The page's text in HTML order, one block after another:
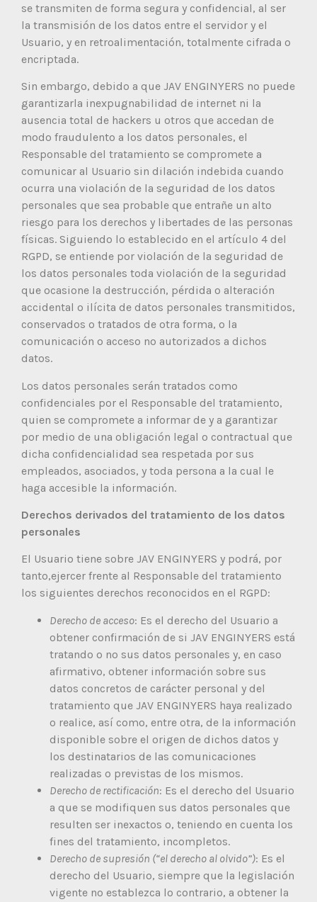
se transmiten de forma segura y confidencial, al ser
la transmisión de los datos entre el servidor y el
Usuario, y en retroalimentación, totalmente cifrada o
encriptada.
Sin embargo, debido a que JAV ENGINYERS no puede
garantizarla inexpugnabilidad de internet ni la
ausencia total de hackers u otros que accedan de
modo fraudulento a los datos personales, el
Responsable del tratamiento se compromete a
comunicar al Usuario sin dilación indebida cuando
ocurra una violación de la seguridad de los datos
personales que sea probable que entrañe un alto
riesgo para los derechos y libertades de las personas
físicas. Siguiendo lo establecido en el artículo 4 del
RGPD, se entiende por violación de la seguridad de
los datos personales toda violación de la seguridad
que ocasione la destrucción, pérdida o alteración
accidental o ilícita de datos personales transmitidos,
conservados o tratados de otra forma, o la
comunicación o acceso no autorizados a dichos
datos.
Los datos personales serán tratados como
confidenciales por el Responsable del tratamiento,
quien se compromete a informar de y a garantizar
por medio de una obligación legal o contractual que
dicha confidencialidad sea respetada por sus
empleados, asociados, y toda persona a la cual le
haga accesible la información.
Derechos derivados del tratamiento de los datos
personales
El Usuario tiene sobre JAV ENGINYERS y podrá, por
tanto,ejercer frente al Responsable del tratamiento
los siguientes derechos reconocidos en el RGPD:
Derecho de acceso: Es el derecho del Usuario a
obtener confirmación de si JAV ENGINYERS está
tratando o no sus datos personales y, en caso
afirmativo, obtener información sobre sus
datos concretos de carácter personal y del
tratamiento que JAV ENGINYERS haya realizado
o realice, así como, entre otra, de la información
disponible sobre el origen de dichos datos y
los destinatarios de las comunicaciones
realizadas o previstas de los mismos.
Derecho de rectificación: Es el derecho del Usuario
a que se modifiquen sus datos personales que
resulten ser inexactos o, teniendo en cuenta los
fines del tratamiento, incompletos.
Derecho de supresión (“el derecho al olvido”): Es el
derecho del Usuario, siempre que la legislación
vigente no establezca lo contrario, a obtener la